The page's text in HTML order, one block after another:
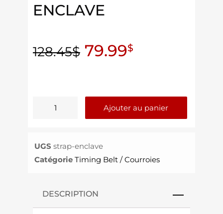
ENCLAVE
128.45$ 79.99$
Ajouter au panier
UGSstrap-enclave
Catégorie Timing Belt / Courroies
DESCRIPTION